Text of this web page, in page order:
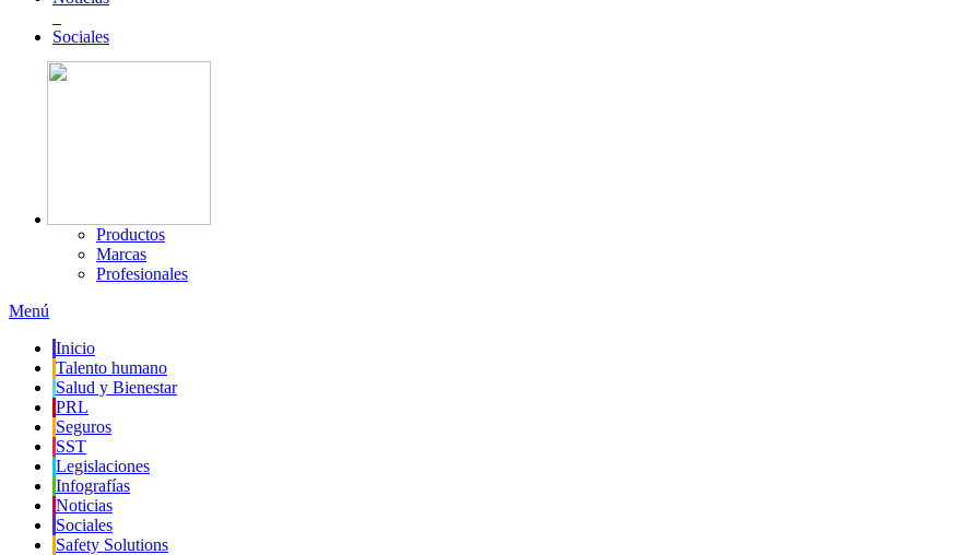
Sociales
Productos
Marcas
Profesionales
Menú
Inicio
Talento humano
Salud y Bienestar
PRL
Seguros
SST
Legislaciones
Infografías
Noticias
Sociales
Safety Solutions